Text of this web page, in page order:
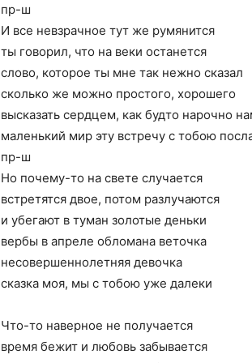
пр-ш
И все невзрачное тут же румянится
ты говорил, что на веки останется
слово, которое ты мне так нежно сказал
сколько же можно простого, хорошего
высказать сердцем, как будто нарочно
маленький мир эту встречу с тобою
пр-ш
Но почему-то на свете случается
встретятся двое, потом разлучаются
и убегают в туман золотые деньки
вербы в апреле обломана веточка
несовершеннолетняя девочка
сказка моя, мы с тобою уже далеки
Что-то наверное не получается
время бежит и любовь забывается